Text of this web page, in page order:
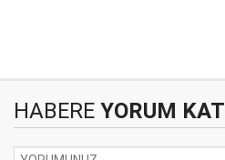
HABERE YORUM KAT